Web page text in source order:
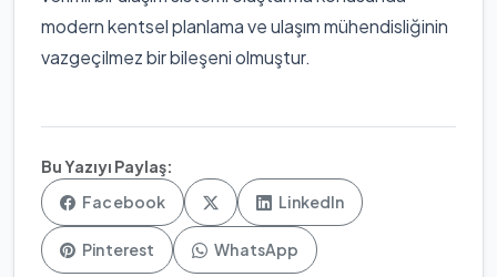
modern kentsel planlama ve ulaşım mühendisliğinin
vazgeçilmez bir bileşeni olmuştur.
Bu Yazıyı Paylaş:
Facebook
LinkedIn
Pinterest WhatsApp